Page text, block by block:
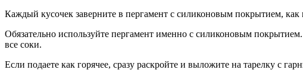
Каждый кусочек заверните в пергамент с силиконовым покрытием,
Обязательно используйте пергамент именно с силиконовым
все соки.
Если подаете как горячее, сразу раскройте и выложите на тарелку с